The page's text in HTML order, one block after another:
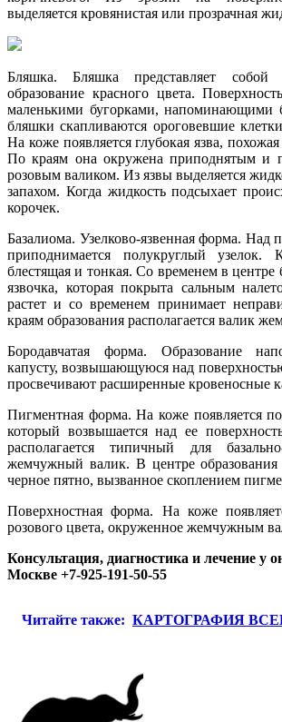
выделяется кровянистая или прозрачная
Бляшка. Бляшка представляет собой
образование красного цвета.
маленькими бугорками, напоминающими
бляшки скапливаются ороговевшие
На коже появляется глубокая язва,
По краям она окружена приподнятым и
розовым валиком. Из язвы выделяется
запахом. Когда жидкость подсыхает
корочек.
Базалиома. Узелково-язвенная форма. Над
приподнимается полукруглый
блестящая и тонкая. Со временем в центре
язвочка, которая покрыта сальным
растет и со временем принимает
краям образования располагается валик
Бородавчатая форма. Образование
капусту, возвышающуюся над
просвечивают расширенные кровеносные
Пигментная форма. На коже появляется
который возвышается над ее
располагается типичный для
жемчужный валик. В центре
черное пятно, вызванное скоплением
Поверхностная форма. На коже
розового цвета, окруженное жемчужным
Консультация, диагностика и лечение у
Москве +7-925-191-50-55
Читайте также: КАРТОГРАФИЯ